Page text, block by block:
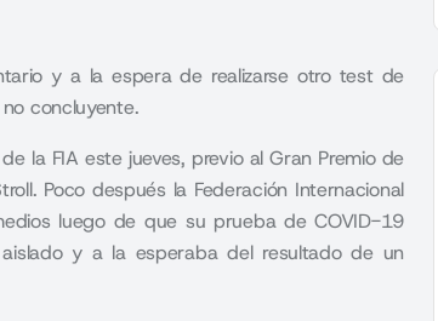
y a la espera de realizarse otro test de
concluyente.
la FIA este jueves, previo al Gran Premio de
Poco después la Federación Internacional
luego de que su prueba de COVID-19
y a la esperaba del resultado de un